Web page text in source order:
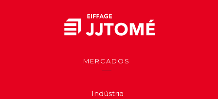
MERCADOS
Indústria